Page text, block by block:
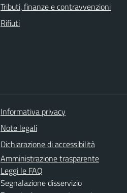
Tributi, finanze e contravvenzioni
Rifiuti
Informativa privacy
Note legali
Dichiarazione di accessibilità
Amministrazione trasparente
Leggi le FAQ
Segnalazione disservizio